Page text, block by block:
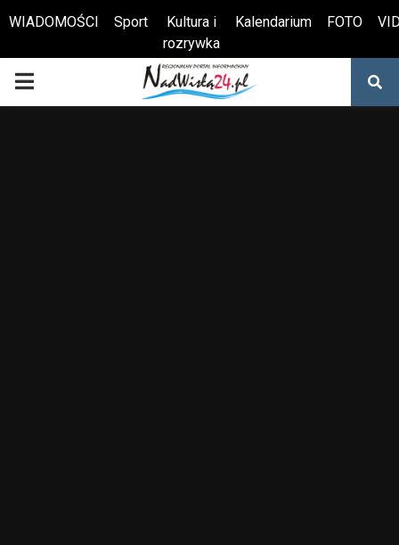
Otwórz pasek narzędzi
WIADOMOŚCI Sport
Kultura i
rozrywka
Kalendarium FOTO
PRIMARY